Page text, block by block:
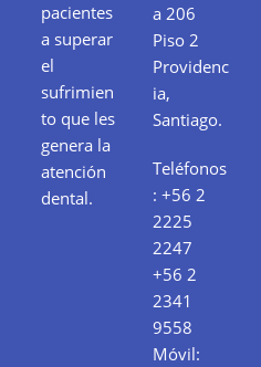
pacientes
a superar
el
sufrimien
to que les
genera la
atención
dental.
a 206
Piso 2
Providenc
ia,
Santiago.
Teléfonos
:+56 2
2225
2247
+56 2
2341
9558
Móvil: